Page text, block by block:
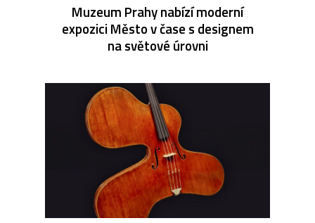
Muzeum Prahy nabízí moderní
expozici Město v čase s designem
na světové úrovni